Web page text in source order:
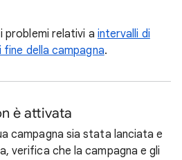
problemi relativi a intervalli di
della campagna.
è attivata
campagna sia stata lanciata e
verifica che la campagna e gli